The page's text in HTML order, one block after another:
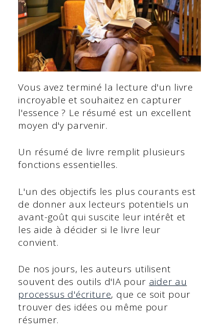
Vous avez terminé la lecture d'un livre
incroyable et souhaitez en capturer
l'essence ? Le résumé est un excellent
moyen d'y parvenir.
Un résumé de livre remplit plusieurs
fonctions essentielles.
L'un des objectifs les plus courants est
de donner aux lecteurs potentiels un
avant-goût qui suscite leur intérêt et
les aide à décider si le livre leur
convient.
De nos jours, les auteurs utilisent
souvent des outils d'IA pour aider au
processus d'écriture, que ce soit pour
trouver des idées ou même pour
résumer.